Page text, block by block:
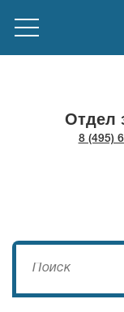
Отдел
8 (495)